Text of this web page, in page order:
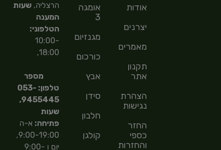
אודות
יצרנים
מאמרים
תקנון
אתר
הצהרת
נגישות
החזר
כספי
והחזרות
אומגה
3
מגנזיום
כורכום
אבץ
סידן
חלבון
קולגן
הרצליה,שעות
המענה
הטלפוני:
10:00-
18:00,
מספר
טלפון: 053-
9455445,
שעות
פתיחה: א-ה
9:00-19:00,
יום ו 9:00-